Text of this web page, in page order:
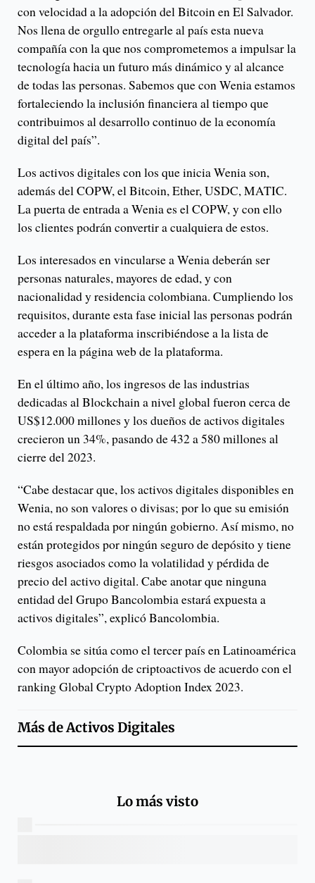
con velocidad a la adopción del Bitcoin en El Salvador.
Nos llena de orgullo entregarle al país esta nueva
compañía con la que nos comprometemos a impulsar la
tecnología hacia un futuro más dinámico y al alcance
de todas las personas. Sabemos que con Wenia estamos
fortaleciendo la inclusión financiera al tiempo que
contribuimos al desarrollo continuo de la economía
digital del país”.
Los activos digitales con los que inicia Wenia son,
además del COPW, el Bitcoin, Ether, USDC, MATIC.
La puerta de entrada a Wenia es el COPW, y con ello
los clientes podrán convertir a cualquiera de estos.
Los interesados en vincularse a Wenia deberán ser
personas naturales, mayores de edad, y con
nacionalidad y residencia colombiana. Cumpliendo los
requisitos, durante esta fase inicial las personas podrán
acceder a la plataforma inscribiéndose a la lista de
espera en la página web de la plataforma.
En el último año, los ingresos de las industrias
dedicadas al Blockchain a nivel global fueron cerca de
US$12.000 millones y los dueños de activos digitales
crecieron un 34%, pasando de 432 a 580 millones al
cierre del 2023.
“Cabe destacar que, los activos digitales disponibles en
Wenia, no son valores o divisas; por lo que su emisión
no está respaldada por ningún gobierno. Así mismo, no
están protegidos por ningún seguro de depósito y tiene
riesgos asociados como la volatilidad y pérdida de
precio del activo digital. Cabe anotar que ninguna
entidad del Grupo Bancolombia estará expuesta a
activos digitales”, explicó Bancolombia.
Colombia se sitúa como el tercer país en Latinoamérica
con mayor adopción de criptoactivos de acuerdo con el
ranking Global Crypto Adoption Index 2023.
Más deActivos Digitales
Lo más visto